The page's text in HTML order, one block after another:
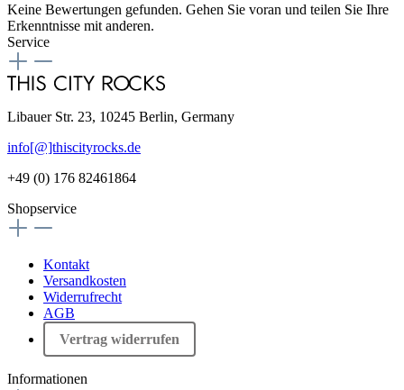
Keine Bewertungen gefunden. Gehen Sie voran und teilen Sie Ihre
Erkenntnisse mit anderen.
Service
Libauer Str. 23, 10245 Berlin, Germany
info[@]thiscityrocks.de
+49 (0) 176 82461864
Shopservice
Kontakt
Versandkosten
Widerrufrecht
AGB
Vertrag widerrufen
Informationen